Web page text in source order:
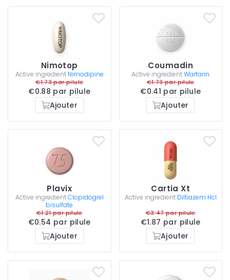
Nimotop
Active ingredient Nimodipine
€1.73 par pilule
€0.88 par pilule
Ajouter
Coumadin
Active ingredientWarfarin
€1.73 par pilule
€0.41 par pilule
Ajouter
Plavix
Active ingredientClopidogrel
bisulfate
€1.21 par pilule
€0.54 par pilule
Ajouter
Cartia Xt
Active ingredient Diltiazem Hcl
€3.47 par pilule
€1.87 par pilule
Ajouter